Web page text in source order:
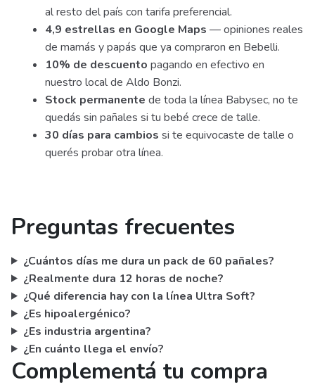
al resto del país con tarifa preferencial.
4,9 estrellas en Google Maps — opiniones reales
de mamás y papás que ya compraron en Bebelli.
10% de descuento pagando en efectivo en
nuestro local de Aldo Bonzi.
Stock permanente de toda la línea Babysec, no te
quedás sin pañales si tu bebé crece de talle.
30 días para cambios si te equivocaste de talle o
querés probar otra línea.
Preguntas frecuentes
¿Cuántos días me dura un pack de 60 pañales?
¿Realmente dura 12 horas de noche?
¿Qué diferencia hay con la línea Ultra Soft?
¿Es hipoalergénico?
¿Es industria argentina?
¿En cuánto llega el envío?
Complementá tu compra